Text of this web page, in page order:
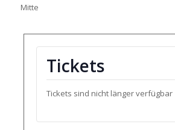
Tickets
Tickets sind nicht länger verfügbar